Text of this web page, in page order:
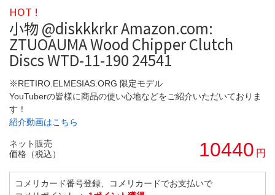
HOT !
小物 @diskkkrkr Amazon.com:
ZTUOAUMA Wood Chipper Clutch
Discs WTD-11-190 24541
※RETIRO.ELMESIAS.ORG 限定モデル
YouTuberの皆様に商品の使い心地などをご紹介いただいておりま
す！
紹介動画はこちら
ネット販売
価格（税込）
10440 円
コメリカード番号登録、コメリカードでお支払いで